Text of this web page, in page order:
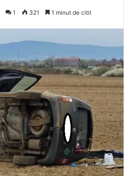
1 321 1 minut de citit